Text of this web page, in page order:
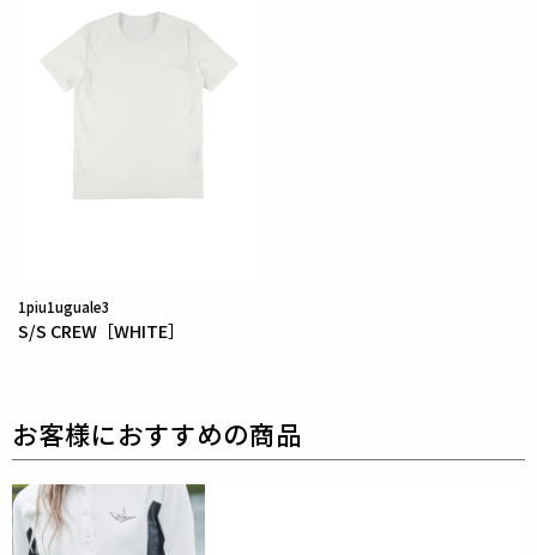
で透け防止効果もあります。
レガントにもこなせる上にシルエットを美しく表現し
ます。
1piu1uguale3
S/S CREW［WHITE］